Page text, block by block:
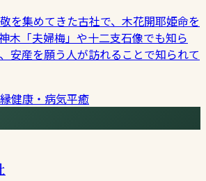
を集めてきた古社で、木花開耶姫命を
木「夫婦梅」や十二支石像でも知ら
安産を願う人が訪れることで知られて
健康・病気平癒